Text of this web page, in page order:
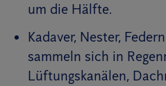
um die Hälfte.
Kadaver, Nester,
sammeln sich in
Lüftungskanälen,